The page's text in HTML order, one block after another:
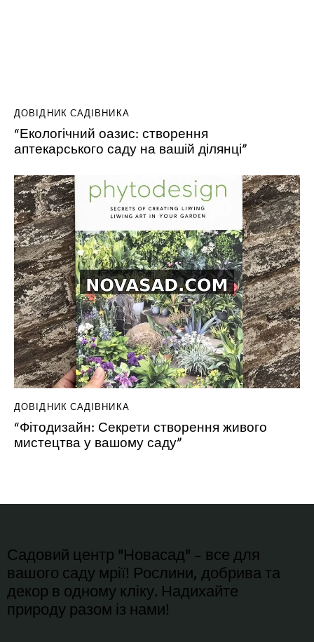
ДОВІДНИК САДІВНИКА
“Екологічний оазис: створення
аптекарського саду на вашій ділянці”
ДОВІДНИК САДІВНИКА
“Фітодизайн: Секрети створення живого
мистецтва у вашому саду”
Садовий центр "Новасад" - все для
вашого саду мрії! Рослини, добрива та
декор в одному кліку. Надихайте
природу разом із нами!